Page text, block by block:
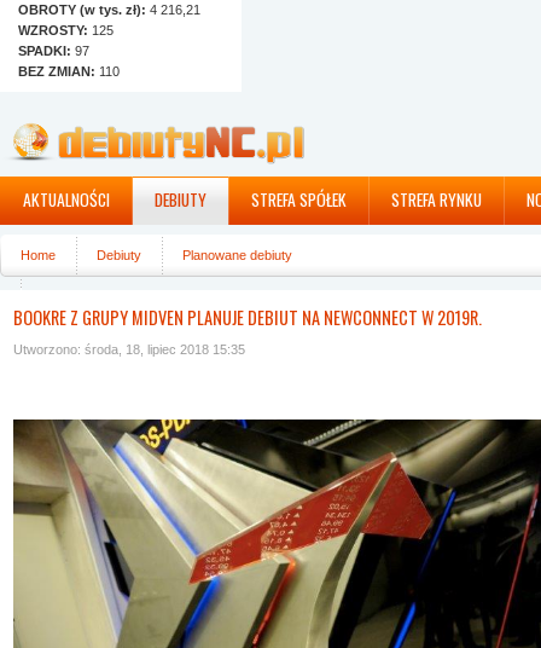
OBROTY (w tys. zł): 4 216,21
WZROSTY: 125
SPADKI: 97
BEZ ZMIAN: 110
AKTUALNOŚCI DEBIUTY STREFA SPÓŁEK STREFA RYNKU
Home Debiuty Planowane debiuty
BOOKRE Z GRUPY MIDVEN PLANUJE DEBIUT NA NEWCONNECT W 2019R.
Utworzono: środa, 18, lipiec 2018 15:35